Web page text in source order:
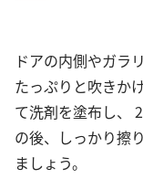
ドアの内側やガラ
たっぷりと吹きか
て洗剤を塗布し、
の後、しっかり擦
ましょう。